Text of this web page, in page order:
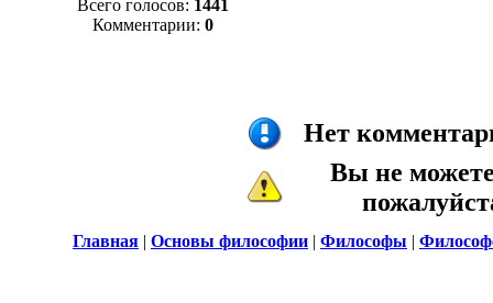
Всего голосов: 1441
Комментарии: 0
Нет
Вы не
Главная | Основы философии | Философы |